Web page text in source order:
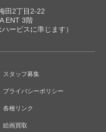
田2丁目2-22
ENT 3階
ービスに準じます）
スタッフ募集
プライバシーポリシー
各種リンク
絵画買取